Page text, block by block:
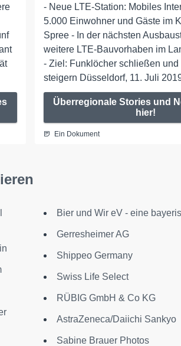
- Neue LTE-Station: Mobiles
5.000 Einwohner und Gäste im
Spree - In der nächsten
weitere LTE-Bauvorhaben im
- Ziel: Funklöcher schließen und
steigern Düsseldorf, 11. Juli
Überregionale Stories und
hier!
Ein Dokument
Bier und Wir eV - eine
Gerresheimer AG
Shippeo Germany
Swiss Life Select
RÜBIG GmbH & Co KG
AstraZeneca/Daiichi Sankyo
Sabine Brauer Photos